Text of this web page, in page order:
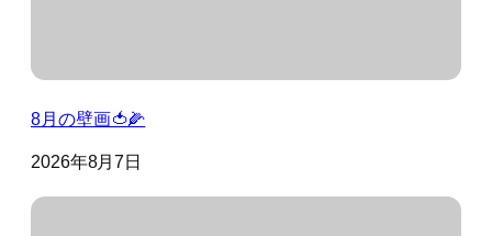
8月の壁画🍅🌽
2026年8月7日